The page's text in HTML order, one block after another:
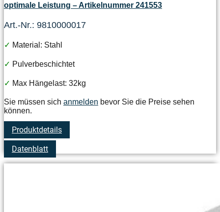
optimale Leistung – Artikelnummer 241553
Art.-Nr.: 9810000017
✓ Material: Stahl
✓ Pulverbeschichtet
✓ Max Hängelast: 32kg
Sie müssen sich anmelden bevor Sie die Preise sehen
können.
Produktdetails
Datenblatt